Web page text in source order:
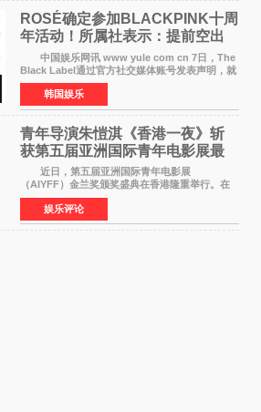
ROSÉ确定参加BLACKPINK十周
年活动！所属社表示：提前空出
了时间
中国娱乐网讯 www yule com cn 7日，The
Black Label通过官方社交媒体账号发表声明，就
近期网络上关于ROS&Eacute;个人行程及是否参
加BLACKPINK出道纪念活动的种种猜测作出正
式回应。 Th
韩国娱乐
青年导演朱愷淇《香港一夜》斩
获第五届亚洲国际青年电影展最
佳剧本改编奖
近日，第五届亚洲国际青年电影展
（AIYFF）金兰奖颁奖盛典在香港隆重举行。在
这场汇聚数百位海内外电影人、文化界人士及媒
体代表的亚洲青年影视盛会上，香港本土电影
《香港一夜》（Dawn in Ho
娱乐评论